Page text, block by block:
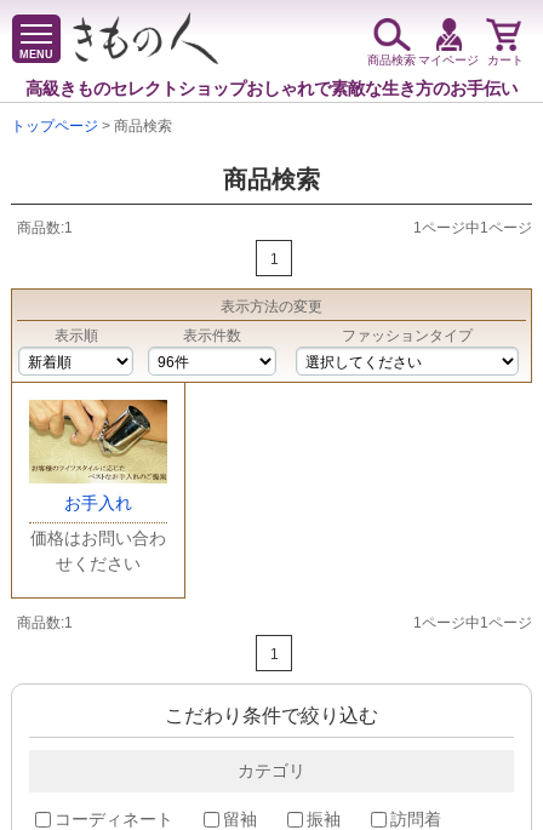
MENU
高級きものセレクトショップおしゃれで素敵な生き方のお手伝い
商品検索マイページ カート
トップページ > 商品検索
商品検索
商品数:1
1ページ中1ページ
1
表示方法の変更
表示順
表示件数 ファッションタイプ
お手入れ
価格はお問い合わ
せください
商品数:1
1ページ中1ページ
1
こだわり条件で絞り込む
カテゴリ
コーディネート 留袖 振袖
訪問着